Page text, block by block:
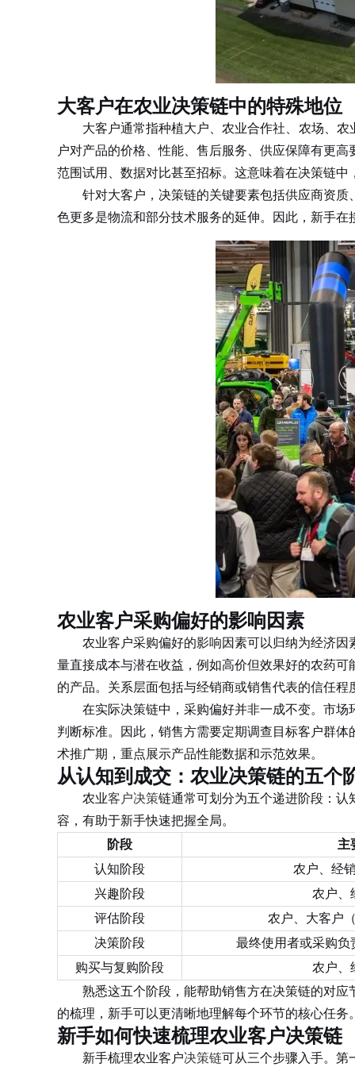
大客户在农业决策链中的特殊地位
大客户通常指种植大户、农业合作社、农场、农
户对产品的价格、性能、售后服务、供应保障有更
范围试用、数据对比甚至招标。这意味着在决策链
针对大客户，决策链的关键要素包括供应商资质
色更多是物流和部分技术服务的延伸。因此，新手
农业客户采购偏好的影响因素
农业客户采购偏好的影响因素可以归纳为经济因
量直接成本与潜在收益，例如高价但效果好的农药
的产品。关系层面包括与经销商或销售代表的信任
在实际决策链中，采购偏好并非一成不变。市场
判断标准。因此，销售方需要定期调查目标客户群
术推广期，重点展示产品性能数据和示范效果。
从认知到成交：农业决策链的五个
农业客户决策链通常可划分为五个递进阶段：
容，有助于新手快速把握全局。
阶段
主
认知阶段
农户、经
兴趣阶段
农户、
评估阶段
农户、大客户
决策阶段
最终使用者或采购负
购买与复购阶段
农户、
熟悉这五个阶段，能帮助销售方在决策链的对应
的梳理，新手可以更清晰地理解每个环节的核心任务
新手如何快速梳理农业客户决策链
新手梳理农业客户决策链可从三个步骤入手。第